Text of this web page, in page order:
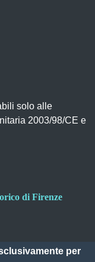
solo alle
2003/98/CE e
di Firenze
per